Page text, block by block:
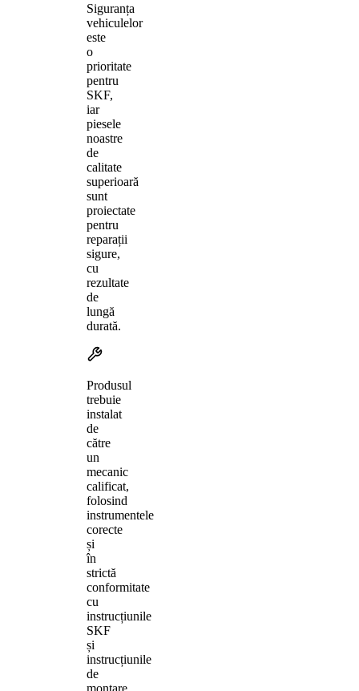
Siguranța
vehiculelor
este
o
prioritate
pentru
SKF,
iar
piesele
noastre
de
calitate
superioară
sunt
proiectate
pentru
reparații
sigure,
cu
rezultate
de
lungă
durată.
Produsul
trebuie
instalat
de
către
un
mecanic
calificat,
folosind
instrumentele
corecte
și
în
strictă
conformitate
cu
instrucțiunile
SKF
și
instrucțiunile
de
montare